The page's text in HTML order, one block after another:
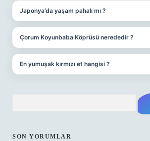
Japonya’da yaşam pahalı mı ?
Çorum Koyunbaba Köprüsü nerededir ?
En yumuşak kırmızı et hangisi ?
SON YORUMLAR